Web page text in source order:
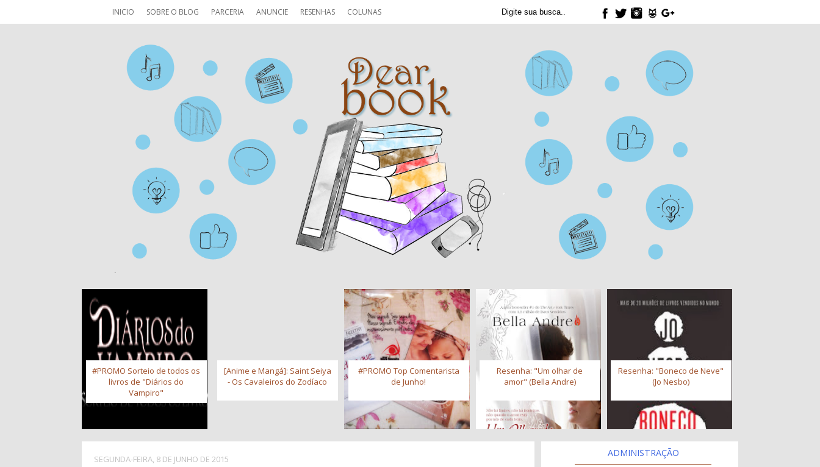
INICIO SOBRE O BLOG PARCERIA ANUNCIE RESENHAS COLUNAS
#PROMO Sorteio de todos os
livros de "Diários do
Vampiro"
[Anime e Mangá]: Saint Seiya
- Os Cavaleiros do Zodíaco
#PROMO Top Comentarista
de Junho!
Resenha: "Um olhar de
amor" (Bella Andre)
Resenha: "Boneco de Neve"
(Jo Nesbo)
SEGUNDA-FEIRA, 8 DE JUNHO DE 2015
ADMINISTRAÇÃO